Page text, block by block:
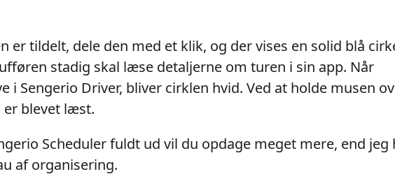
tildelt, dele den med et klik, og der vises en solid blå
stadig skal læse detaljerne om turen i sin app. Når
Sengerio Driver, bliver cirklen hvid. Ved at holde musen
er blevet læst.
Scheduler fuldt ud vil du opdage meget mere, end jeg
af organisering.